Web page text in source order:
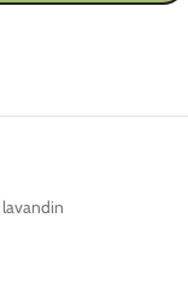
lavandin